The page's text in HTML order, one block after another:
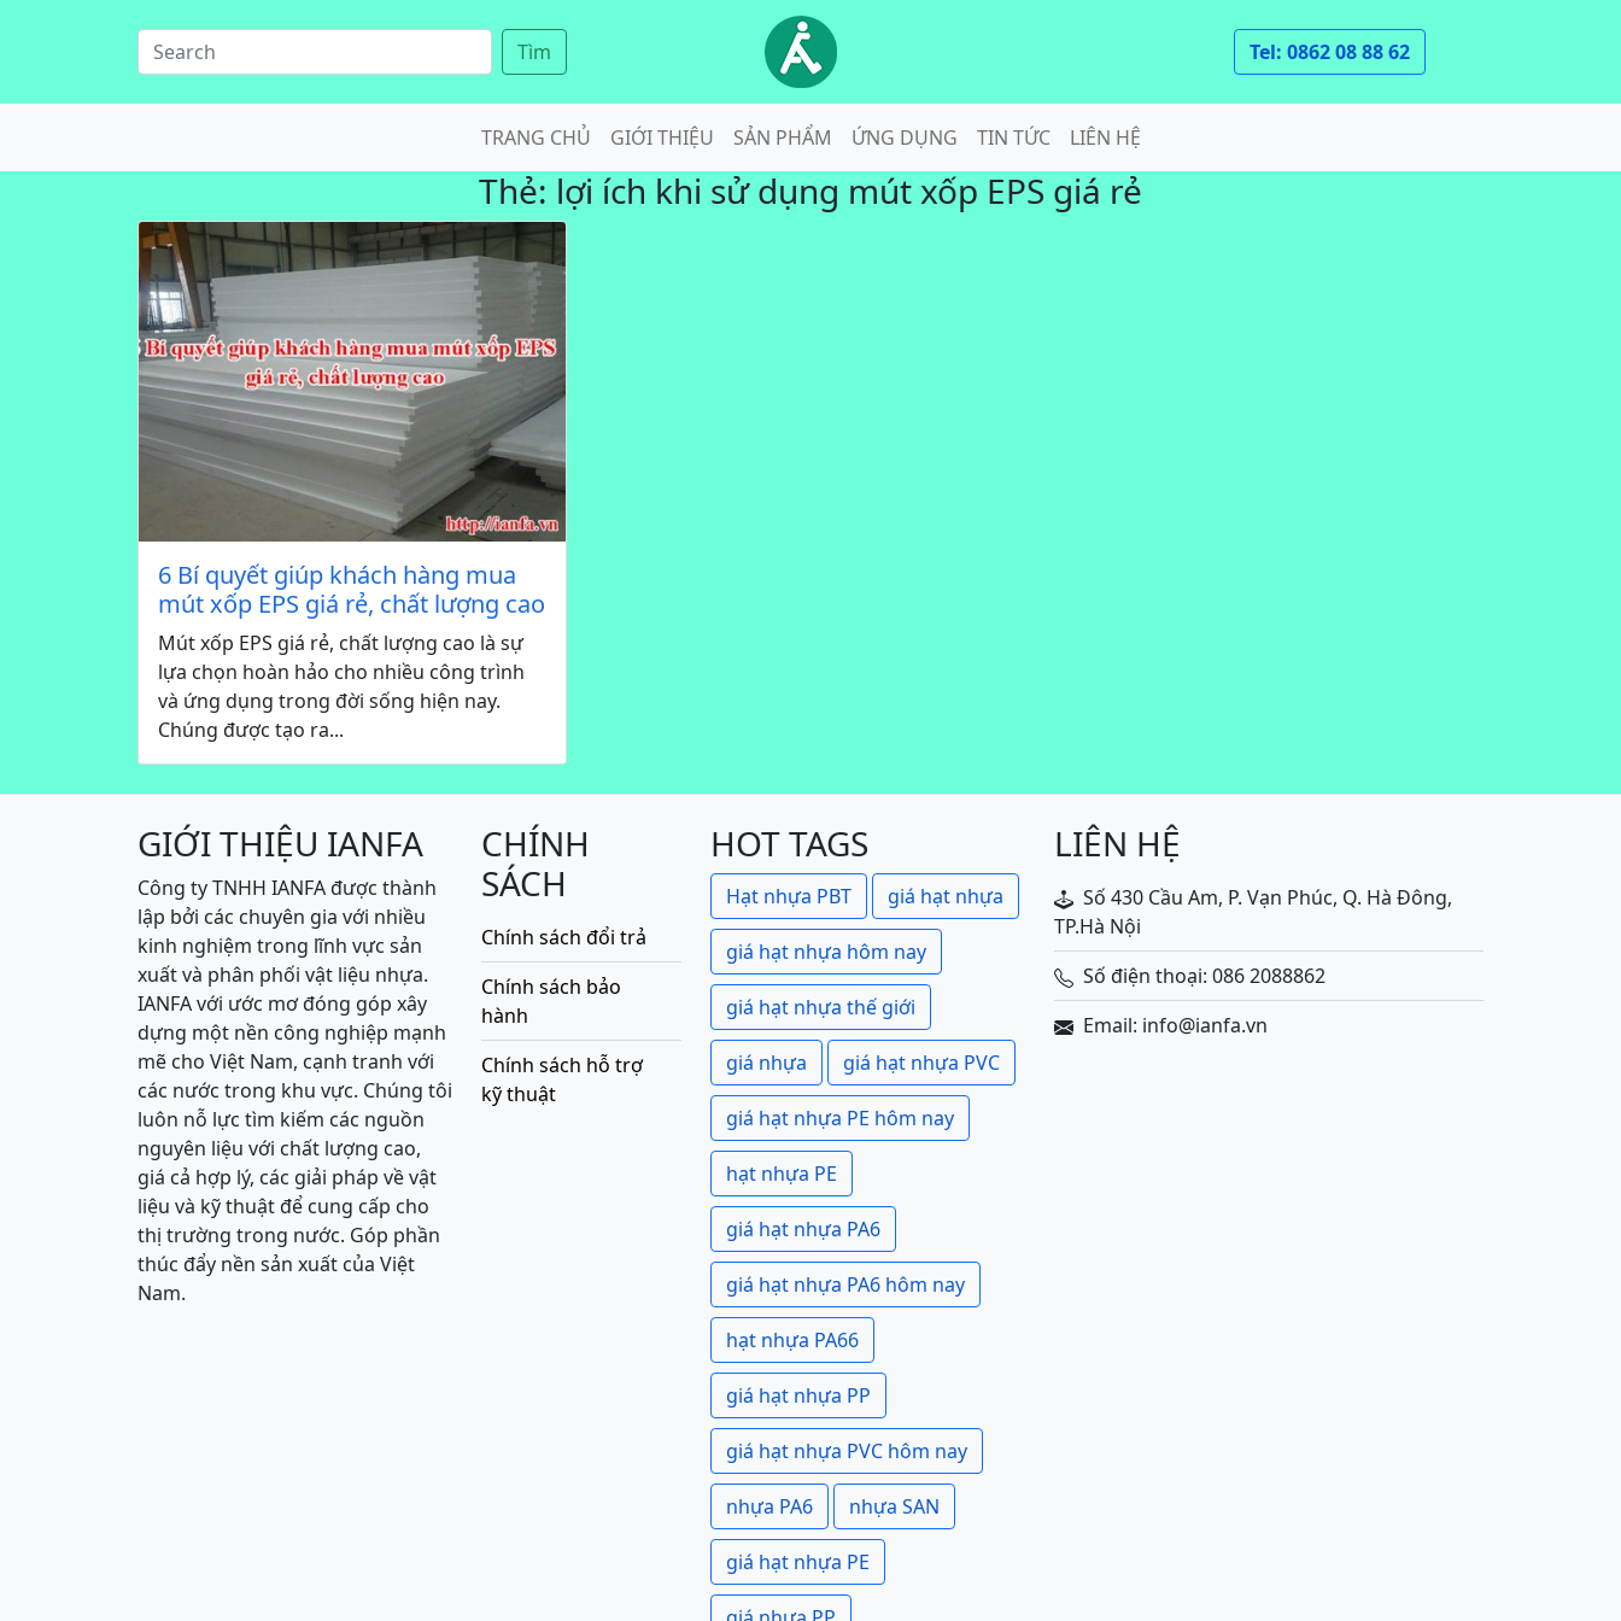
Tìm Tel: 0862 08 88 62
TRANG CHỦ GIỚI THIỆU SẢN PHẨM ỨNG DỤNG TIN TỨC LIÊN HỆ
Thẻ: lợi ích khi sử dụng mút xốp EPS giá rẻ
6 Bí quyết giúp khách hàng mua
mút xốp EPS giá rẻ, chất lượng cao
Mút xốp EPS giá rẻ, chất lượng cao là sự
lựa chọn hoàn hảo cho nhiều công trình
và ứng dụng trong đời sống hiện nay.
Chúng được tạo ra...
GIỚI THIỆU IANFA
Công ty TNHH IANFA được thành
lập bởi các chuyên gia với nhiều
kinh nghiệm trong lĩnh vực sản
xuất và phân phối vật liệu nhựa.
IANFA với ước mơ đóng góp xây
dựng một nền công nghiệp mạnh
mẽ cho Việt Nam, cạnh tranh với
các nước trong khu vực. Chúng tôi
luôn nỗ lực tìm kiếm các nguồn
nguyên liệu với chất lượng cao,
giá cả hợp lý, các giải pháp về vật
liệu và kỹ thuật để cung cấp cho
thị trường trong nước. Góp phần
thúc đẩy nền sản xuất của Việt
Nam.
CHÍNH
SÁCH
Chính sách đổi trả
Chính sách bảo
hành
Chính sách hỗ trợ
kỹ thuật
HOT TAGS
Hạt nhựa PBT giá hạt nhựa
giá hạt nhựa hôm nay
giá hạt nhựa thế giới
giá nhựa giá hạt nhựa PVC
giá hạt nhựa PE hôm nay
hạt nhựa PE
giá hạt nhựa PA6
giá hạt nhựa PA6 hôm nay
hạt nhựa PA66
giá hạt nhựa PP
giá hạt nhựa PVC hôm nay
nhựa PA6 nhựa SAN
giá hạt nhựa PE
LIÊN HỆ
Số 430 Cầu Am, P. Vạn Phúc, Q. Hà Đông,
TP.Hà Nội
Số điện thoại: 086 2088862
Email: info@ianfa.vn